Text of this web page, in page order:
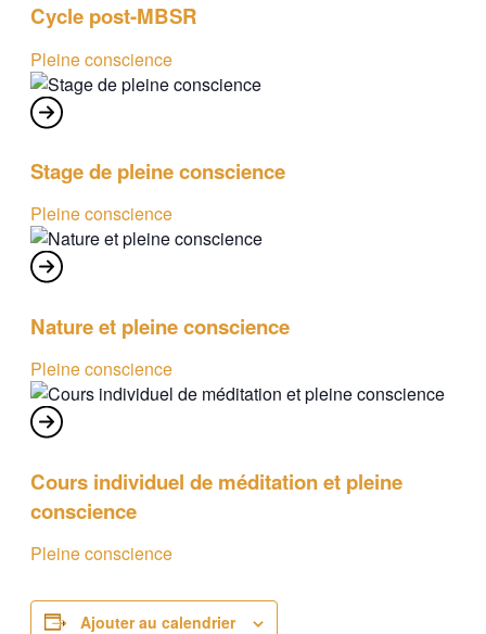
Cycle post-MBSR
Pleine conscience
Stage de pleine conscience
Pleine conscience
Nature et pleine conscience
Pleine conscience
Cours individuel de méditation et pleine
conscience
Pleine conscience
Ajouter au calendrier